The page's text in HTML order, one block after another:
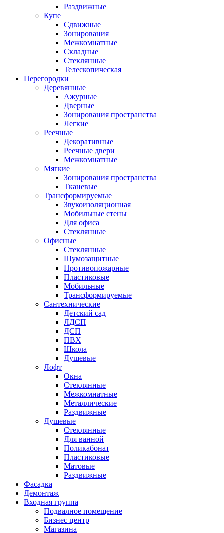
Раздвижные
Купе
Сдвижные
Зонирования
Межкомнатные
Складные
Стеклянные
Телескопическая
Перегородки
Деревянные
Ажурные
Дверные
Зонирования пространства
Легкие
Реечные
Декоративные
Реечные двери
Межкомнатные
Мягкие
Зонирования пространства
Тканевые
Трансформируемые
Звукоизоляционная
Мобильные стены
Для офиса
Стеклянные
Офисные
Стеклянные
Шумозащитные
Противопожарные
Пластиковые
Мобильные
Трансформируемые
Сантехнические
Детский сад
ЛДСП
ДСП
ПВХ
Школа
Душевые
Лофт
Окна
Стеклянные
Межкомнатные
Металлические
Раздвижные
Душевые
Стеклянные
Для ванной
Поликабонат
Пластиковые
Матовые
Раздвижные
Фасадка
Демонтаж
Входная группа
Подвалное помещение
Бизнес центр
Магазина